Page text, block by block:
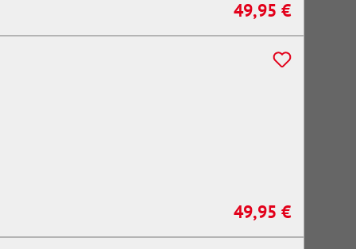
Regulärer Preis:
49,95 €
Regulärer Preis:
49,95 €